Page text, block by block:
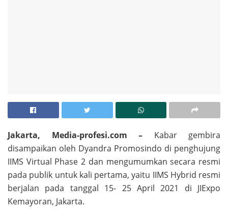
Jakarta, Media-profesi.com – Kabar gembira
disampaikan oleh Dyandra Promosindo di penghujung
IIMS Virtual Phase 2 dan mengumumkan secara resmi
pada publik untuk kali pertama, yaitu IIMS Hybrid resmi
berjalan pada tanggal 15- 25 April 2021 di JIExpo
Kemayoran, Jakarta.